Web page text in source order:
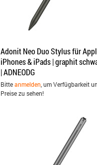
Adonit Neo Duo Stylus für
iPhones & iPads | graphit
| ADNEODG
Bitteanmelden , um Verfügbarkeit
Preise zu sehen!